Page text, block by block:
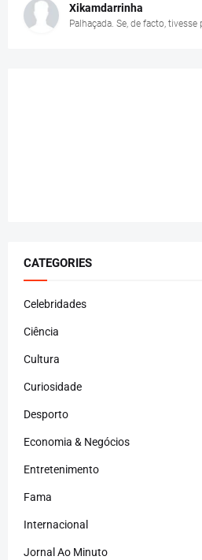
Xikamdarrinha
Palhaçada. Se, de facto,
CATEGORIES
Celebridades
Ciência
Cultura
Curiosidade
Desporto
Economia & Negócios
Entretenimento
Fama
Internacional
Jornal Ao Minuto